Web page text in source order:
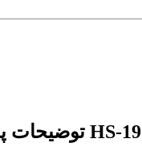
توضیحات پرده زبرا پلیسه طرح گردینت رنگ کالباسی کد HS-19